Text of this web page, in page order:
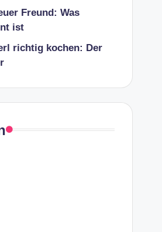
Freund: Was
ist
richtig kochen: Der